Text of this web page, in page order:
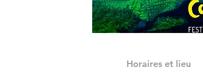
Horaires et lieu